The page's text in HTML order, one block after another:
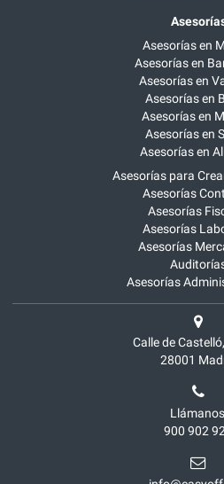
Asesorías en
Asesorías en
Asesorías en
Asesorías en
Asesorías en
Asesorías en
Asesorías en
Asesorías para
Asesorías
Asesorías
Asesorías
Asesorías
Asesorías
Calle de
28001
900 902